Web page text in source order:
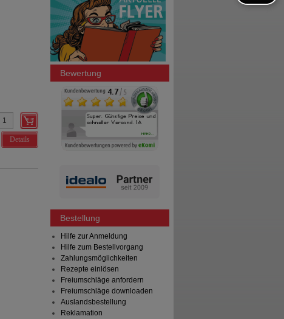
Details
Bewertung
Bestellung
Hilfe zur Anmeldung
Hilfe zum Bestellvorgang
Zahlungsmöglichkeiten
Rezepte einlösen
Freiumschläge anfordern
Freiumschläge downloaden
Auslandsbestellung
Reklamation